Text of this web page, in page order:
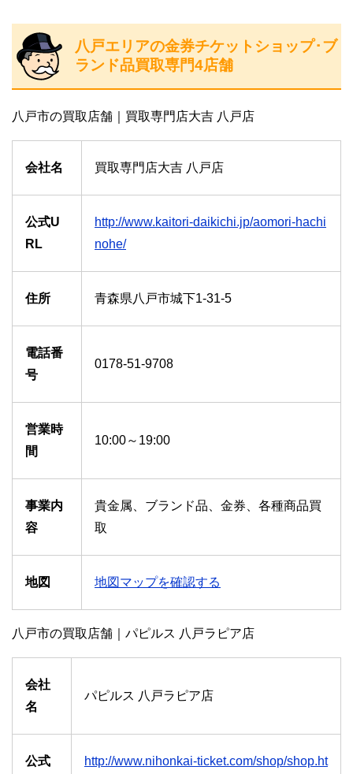
八戸エリアの金券チケットショップ･ブ
ランド品買取専門4店舗
八戸市の買取店舗｜買取専門店大吉 八戸店
会社名 買取専門店大吉 八戸店
公式U
RL
http://www.kaitori-daikichi.jp/aomori-hachi
nohe/
住所 青森県八戸市城下1-31-5
電話番
号
0178-51-9708
営業時
間
10:00～19:00
事業内
容
貴金属、ブランド品、金券、各種商品買
取
地図 地図マップを確認する
八戸市の買取店舗｜パピルス 八戸ラピア店
会社
名
パピルス 八戸ラピア店
公式
http://www.nihonkai-ticket.com/shop/shop.ht